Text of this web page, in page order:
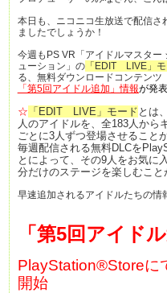
本日も、ニコニコ生放送で配信
ましたでしょうか！
今週もPS VR「アイドルマスター
ューション」の「EDIT LIVE」モ
る、無料ダウンロードコンテンツ
「第5回アイドル追加」情報が発
☆ 「EDIT LIVE」モード とは
人のアイドルを、全183人から
ごとに3人ずつ登場させること
毎週配信される無料DLCを
とによって、その9人をお気に
分だけのステージを楽しむこと
早速追加されるアイドルたちの情
「第5回アイド
PlayStation®Storeに
開始